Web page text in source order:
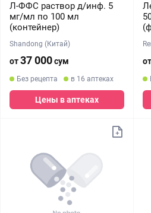
Л-ФФС раствор д/инф. 5
мг/мл по 100 мл
(контейнер)
Shandong (Китай)
от37 000сум
Без рецепта в 16 аптеках
Цены в аптеках
от